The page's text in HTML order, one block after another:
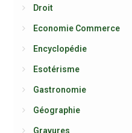
Droit
Economie Commerce
Encyclopédie
Esotérisme
Gastronomie
Géographie
Gravures